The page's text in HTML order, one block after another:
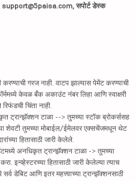
support@5paisa.com, सपोर्ट डेस्क
गरज नाही. वाटप झाल्यास पेमेंट करण्याची
केवळ बँक अकाउंट नंबर लिहा आणि स्वाक्षरी
चिंता नाही.
टाळा --> तुमच्या स्टॉक ब्रोकर्ससह
शेवटी तुमच्या मोबाईल/ईमेलवर एक्सचेंजमधून थेट
हितासाठी जारी केलेले.
अनधिकृत ट्रान्झॅक्शन टाळा -> तुमच्या
इन्व्हेस्टरच्या हितासाठी जारी केलेल्या त्याच
डेबिट आणि इतर महत्त्वाच्या ट्रान्झॅक्शनसाठी